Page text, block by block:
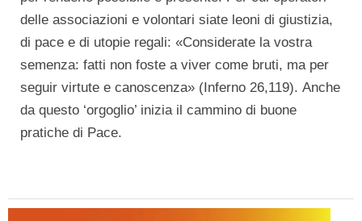
delle associazioni e volontari siate leoni di giustizia,
di pace e di utopie regali: «Considerate la vostra
semenza: fatti non foste a viver come bruti, ma per
seguir virtute e canoscenza» (Inferno 26,119). Anche
da questo ‘orgoglio’ inizia il cammino di buone
pratiche di Pace.